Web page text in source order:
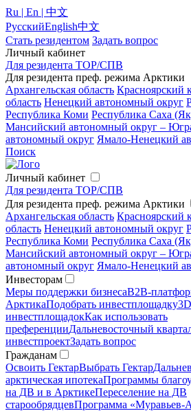
Ru | En | 中文
РусскийEnglish中文
Стать резидентом Задать вопрос
Личный кабинет
Для резидента ТОР/СПВ
Для резидента преф. режима Арктики
Архангельская область Красноярский
область Ненецкий автономный округ
Республика Коми Республика Саха
Мансийский автономный округ –
автономный округ Ямало-Ненецкий
Поиск
Личный кабинет
Для резидента ТОР/СПВ
Для резидента преф. режима Арктики
Архангельская область Красноярский
область Ненецкий автономный округ
Республика Коми Республика Саха
Мансийский автономный округ –
автономный округ Ямало-Ненецкий
Инвесторам
Меры поддержки бизнесаB2B-
АрктикаПодобрать инвестплощадку
инвестплощадокКак использовать
преференцииДальневосточный
инвестпроектЗадать вопрос
Гражданам
Освоить ГектарВыбрать Гектар
арктическая ипотекаПрограммы
на ДВ и в АрктикеПереселение на ДВ
старообрядцевПрограмма «Муравьев-